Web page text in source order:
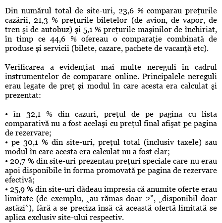
Din numărul total de site-uri, 23,6 % comparau preţurile
cazării, 21,3 % preţurile biletelor (de avion, de vapor, de
tren şi de autobuz) şi 5,1 % preţurile maşinilor de închiriat,
în timp ce 44,6 % ofereau o comparaţie combinată de
produse şi servicii (bilete, cazare, pachete de vacanţă etc).
Verificarea a evidenţiat mai multe nereguli în cadrul
instrumentelor de comparare online. Principalele nereguli
erau legate de preţ şi modul în care acesta era calculat şi
prezentat:
• în 32,1 % din cazuri, preţul de pe pagina cu lista
comparativă nu a fost acelaşi cu preţul final afişat pe pagina
de rezervare;
• pe 30,1 % din site-uri, preţul total (inclusiv taxele) sau
modul în care acesta era calculat nu a fost clar;
• 20,7 % din site-uri prezentau preţuri speciale care nu erau
apoi disponibile în forma promovată pe pagina de rezervare
efectivă;
• 25,9 % din site-uri dădeau impresia că anumite oferte erau
limitate (de exemplu, „au rămas doar 2”, „disponibil doar
astăzi”), fără a se preciza însă că această ofertă limitată se
aplica exclusiv site-ului respectiv.